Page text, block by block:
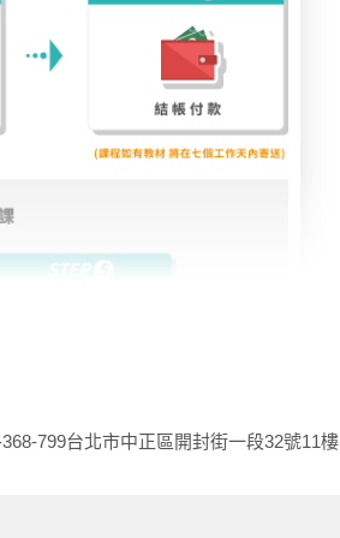
799台北市中正區開封街一段32號11樓